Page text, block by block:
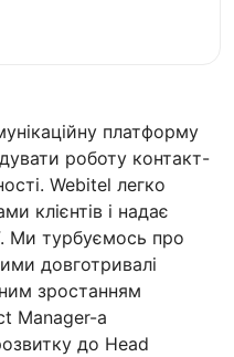
платформу
роботу контакт-
Webitel легко
клієнтів і надає
Ми турбуємось про
довготривалі
зростанням
Manager-а
до Head